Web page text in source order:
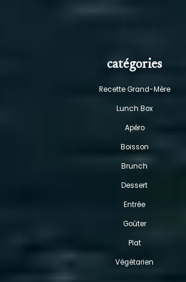
catégories
Recette Grand-Mère
Lunch Box
Apéro
Boisson
Brunch
Dessert
Entrée
Goûter
Plat
Végétarien